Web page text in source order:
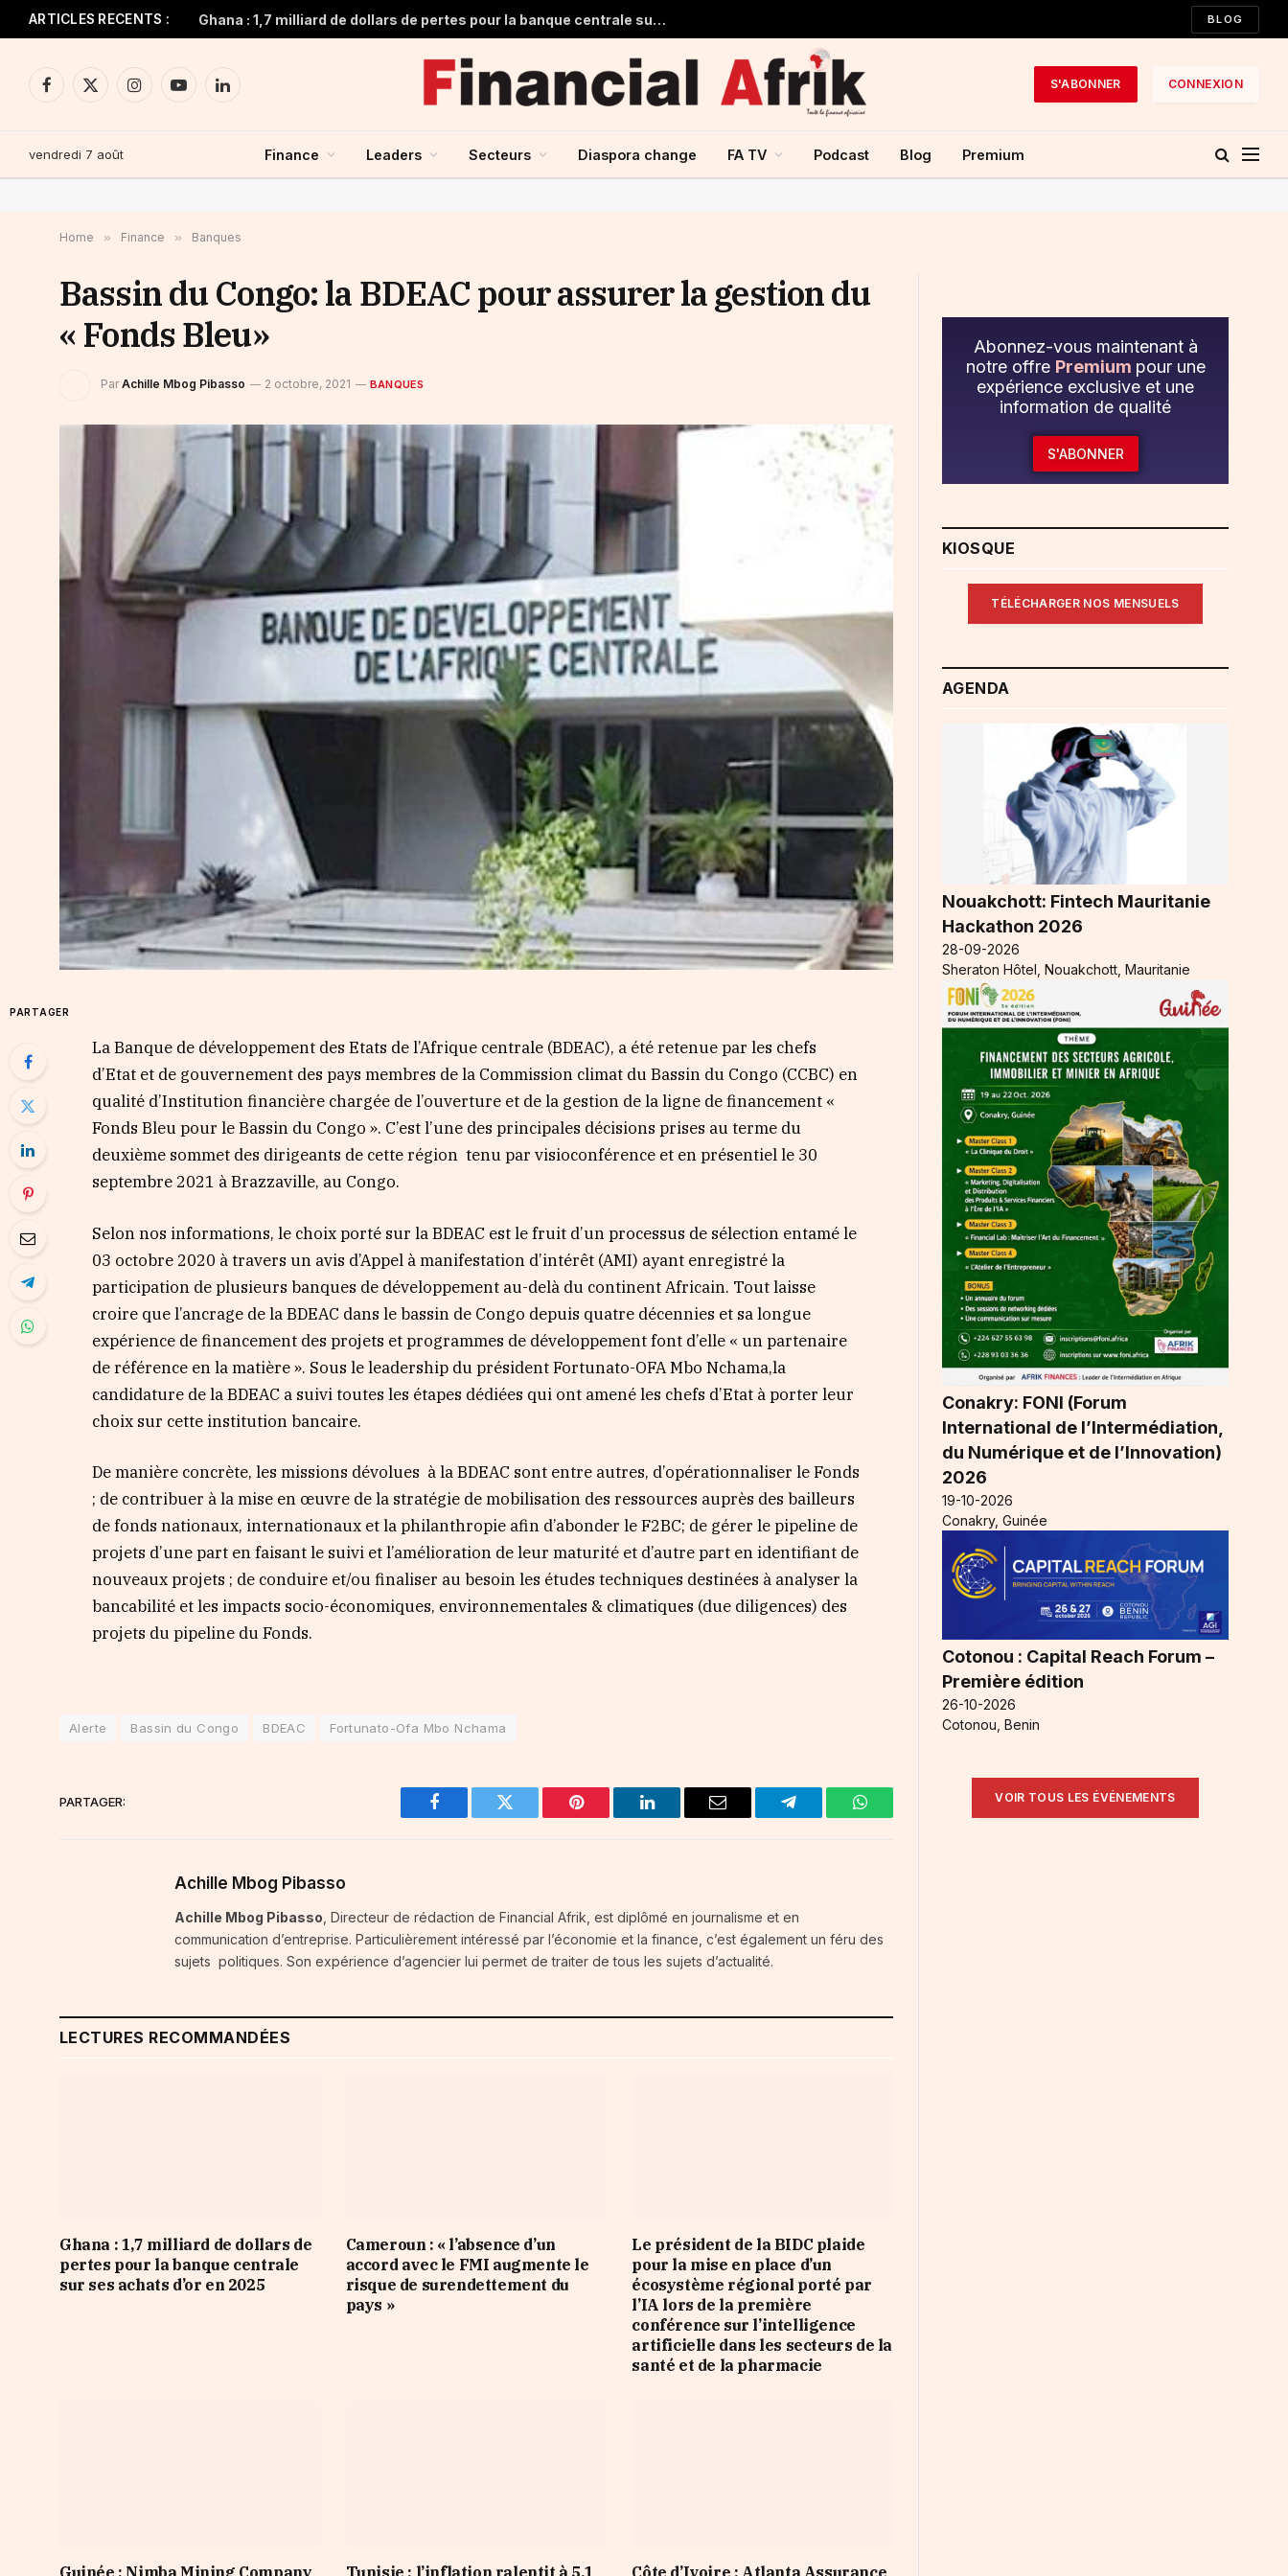
ARTICLES RECENTS : Ghana : 1,7 milliard de dollars de pertes pour la banque centrale sur ses achats d’or en 2025 BLOG
Facebook
X
InstagramYouTubeLinkedIn
S'ABONNER CONNEXION
vendredi 7 août Finance Leaders Secteurs Diaspora change FA TV Podcast Blog Premium
Home » Finance » Banques
Bassin du Congo: la BDEAC pour assurer la gestion du
« Fonds Bleu»
Par Achille Mbog Pibasso 2 octobre, 2021 BANQUES
PARTAGER
La Banque de développement des Etats de l’Afrique centrale (BDEAC), a été retenue par les chefs
d’Etat et de gouvernement des pays membres de la Commission climat du Bassin du Congo (CCBC) en
qualité d’Institution financière chargée de l’ouverture et de la gestion de la ligne de financement «
Fonds Bleu pour le Bassin du Congo ». C’est l’une des principales décisions prises au terme du
deuxième sommet des dirigeants de cette région tenu par visioconférence et en présentiel le 30
septembre 2021 à Brazzaville, au Congo.
Selon nos informations, le choix porté sur la BDEAC est le fruit d’un processus de sélection entamé le
03 octobre 2020 à travers un avis d’Appel à manifestation d’intérêt (AMI) ayant enregistré la
participation de plusieurs banques de développement au-delà du continent Africain. Tout laisse
croire que l’ancrage de la BDEAC dans le bassin de Congo depuis quatre décennies et sa longue
expérience de financement des projets et programmes de développement font d’elle « un partenaire
de référence en la matière ». Sous le leadership du président Fortunato-OFA Mbo Nchama,la
candidature de la BDEAC a suivi toutes les étapes dédiées qui ont amené les chefs d’Etat à porter leur
choix sur cette institution bancaire.
De manière concrète, les missions dévolues à la BDEAC sont entre autres, d’opérationnaliser le Fonds
; de contribuer à la mise en œuvre de la stratégie de mobilisation des ressources auprès des bailleurs
de fonds nationaux, internationaux et la philanthropie afin d’abonder le F2BC; de gérer le pipeline de
projets d’une part en faisant le suivi et l’amélioration de leur maturité et d’autre part en identifiant de
nouveaux projets ; de conduire et/ou finaliser au besoin les études techniques destinées à analyser la
bancabilité et les impacts socio-économiques, environnementales & climatiques (due diligences) des
projets du pipeline du Fonds.
Alerte Bassin du Congo BDEAC Fortunato-Ofa Mbo Nchama
PARTAGER:
Facebook Twitter Pinterest LinkedIn Email Telegram WhatsApp
Achille Mbog Pibasso
Achille Mbog Pibasso , Directeur de rédaction de Financial Afrik, est diplômé en journalisme et en
communication d’entreprise. Particulièrement intéressé par l’économie et la finance, c’est également un féru des
sujets politiques. Son expérience d’agencier lui permet de traiter de tous les sujets d’actualité.
LECTURES RECOMMANDÉES
Ghana : 1,7 milliard de dollars de
pertes pour la banque centrale
sur ses achats d’or en 2025
Cameroun : « l’absence d’un
accord avec le FMI augmente le
risque de surendettement du
pays »
Le président de la BIDC plaide
pour la mise en place d’un
écosystème régional porté par
l’IA lors de la première
conférence sur l’intelligence
artificielle dans les secteurs de la
santé et de la pharmacie
Abonnez-vous maintenant à
notre offre Premium pour une
expérience exclusive et une
information de qualité
S'ABONNER
KIOSQUE
TÉLÉCHARGER NOS MENSUELS
AGENDA
Nouakchott: Fintech Mauritanie
Hackathon 2026
28-09-2026
Sheraton Hôtel, Nouakchott, Mauritanie
Conakry: FONI (Forum
International de l’Intermédiation,
du Numérique et de l’Innovation)
2026
19-10-2026
Conakry, Guinée
Cotonou : Capital Reach Forum –
Première édition
26-10-2026
Cotonou, Benin
VOIR TOUS LES ÉVÉNEMENTS